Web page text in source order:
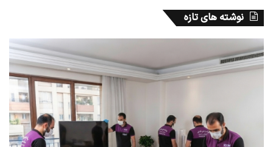
نوشته های تازه